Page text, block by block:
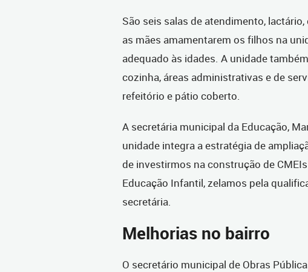
São seis salas de atendimento,
as mães amamentarem os filhos na
adequado às idades. A unidade
cozinha, áreas administrativas e de
refeitório e pátio coberto.
A secretária municipal da Educação,
unidade integra a estratégia de
de investirmos na construção de
Educação Infantil, zelamos pela
secretária.
Melhorias no bairro
O secretário municipal de Obras